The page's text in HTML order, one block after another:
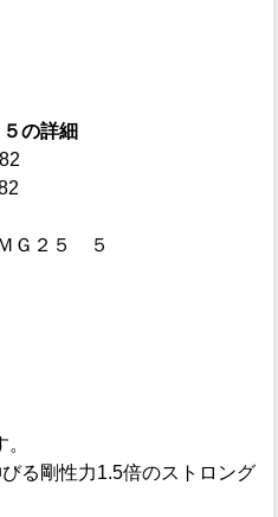
の詳細
Ｇ２５ ５
る剛性力1.5倍のストロング